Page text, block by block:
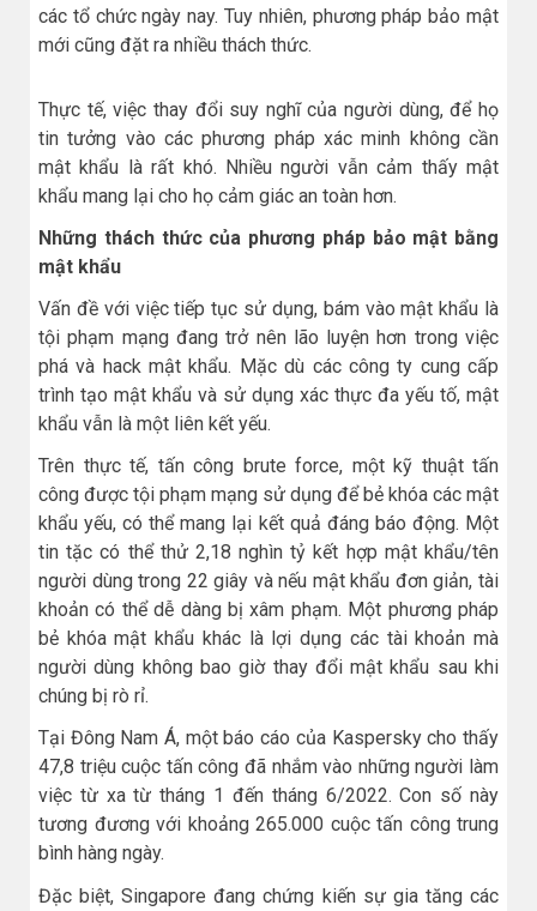
các tổ chức ngày nay. Tuy nhiên, phương pháp bảo mật
mới cũng đặt ra nhiều thách thức.
Thực tế, việc thay đổi suy nghĩ của người dùng, để họ
tin tưởng vào các phương pháp xác minh không cần
mật khẩu là rất khó. Nhiều người vẫn cảm thấy mật
khẩu mang lại cho họ cảm giác an toàn hơn.
Những thách thức của phương pháp bảo mật bằng
mật khẩu
Vấn đề với việc tiếp tục sử dụng, bám vào mật khẩu là
tội phạm mạng đang trở nên lão luyện hơn trong việc
phá và hack mật khẩu. Mặc dù các công ty cung cấp
trình tạo mật khẩu và sử dụng xác thực đa yếu tố, mật
khẩu vẫn là một liên kết yếu.
Trên thực tế, tấn công brute force, một kỹ thuật tấn
công được tội phạm mạng sử dụng để bẻ khóa các mật
khẩu yếu, có thể mang lại kết quả đáng báo động. Một
tin tặc có thể thử 2,18 nghìn tỷ kết hợp mật khẩu/tên
người dùng trong 22 giây và nếu mật khẩu đơn giản, tài
khoản có thể dễ dàng bị xâm phạm. Một phương pháp
bẻ khóa mật khẩu khác là lợi dụng các tài khoản mà
người dùng không bao giờ thay đổi mật khẩu sau khi
chúng bị rò rỉ.
Tại Đông Nam Á, một báo cáo của Kaspersky cho thấy
47,8 triệu cuộc tấn công đã nhắm vào những người làm
việc từ xa từ tháng 1 đến tháng 6/2022. Con số này
tương đương với khoảng 265.000 cuộc tấn công trung
bình hàng ngày.
Đặc biệt, Singapore đang chứng kiến sự gia tăng các